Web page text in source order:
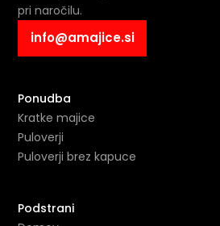
pri naročilu.
info@amajice.si
Ponudba
Kratke majice
Puloverji
Puloverji brez kapuce
Podstrani